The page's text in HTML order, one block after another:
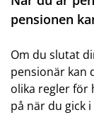
pensionen
Om du slutat
pensionär kan
olika regler för
på när du gick